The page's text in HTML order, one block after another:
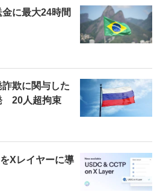
に最大24時間
欺に関与した
20人超拘束
Xレイヤーに導